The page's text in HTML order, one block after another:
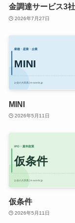
金調達サービス3
2026年7月27日
MINI
2026年5月11日
仮条件
2026年5月11日